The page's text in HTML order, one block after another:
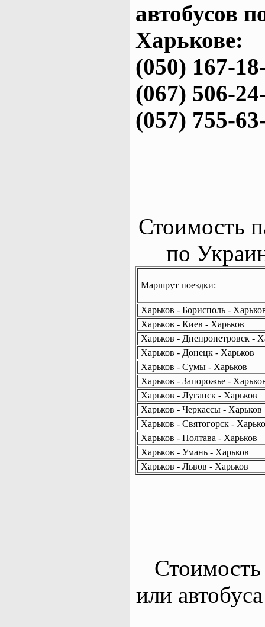
автобусов
Харькове:
(050) 167-
(067) 506-
(057) 755-
Стоимость
по
Маршрут поездки:
Харьков - Борисполь -
Харьков - Киев - Харьков
Харьков - Днепропетровск -
Харьков - Донецк - Харьков
Харьков - Сумы - Харьков
Харьков - Запорожье -
Харьков - Луганск - Харьков
Харьков - Черкассы - Харьков
Харьков - Святогорск -
Харьков - Полтава - Харьков
Харьков - Умань - Харьков
Харьков - Львов - Харьков
Стоимость
или